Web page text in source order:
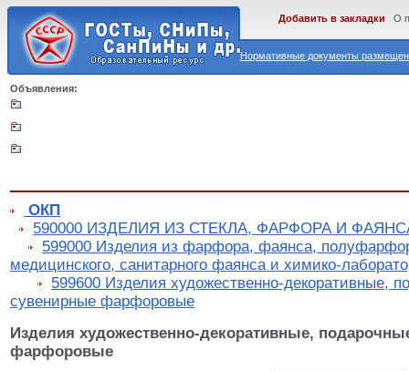
Нормативные документы
Добавить в закладки О
Объявления:
ОКП
590000 ИЗДЕЛИЯ ИЗ СТЕКЛА, ФАРФОРА И
599000 Изделия из фарфора, фаянса,
медицинского, санитарного фаянса и химико-
599600 Изделия художественно-декоративные,
сувенирные фарфоровые
Изделия художественно-декоративные,
фарфоровые